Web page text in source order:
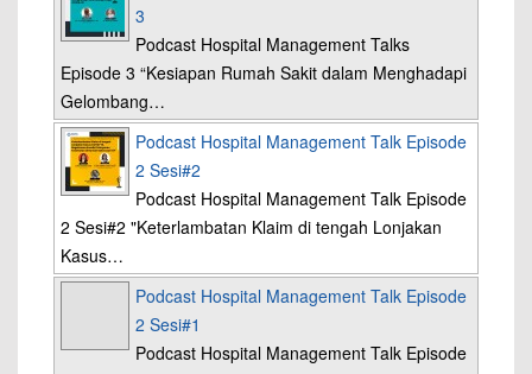
3
Podcast Hospital Management Talks
Episode 3 “Kesiapan Rumah Sakit dalam Menghadapi
Gelombang…
Podcast Hospital Management Talk Episode
2 Sesi#2
Podcast Hospital Management Talk Episode
2 Sesi#2 "Keterlambatan Klaim di tengah Lonjakan
Kasus…
Podcast Hospital Management Talk Episode
2 Sesi#1
Podcast Hospital Management Talk Episode